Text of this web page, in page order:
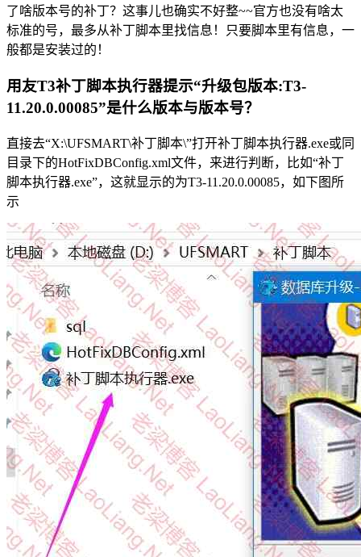
了啥版本号的补丁？这事儿也确实不好整~~官方也没有啥太
标准的号，最多从补丁脚本里找信息！只要脚本里有信息，一
般都是安装过的！
用友T3补丁脚本执行器提示“升级包版本:T3-
11.20.0.00085”是什么版本与版本号？
直接去“X:\UFSMART\补丁脚本\”打开补丁脚本执行器.exe或同
目录下的HotFixDBConfig.xml文件，来进行判断，比如“补丁
脚本执行器.exe”，这就显示的为T3-11.20.0.00085，如下图所
示